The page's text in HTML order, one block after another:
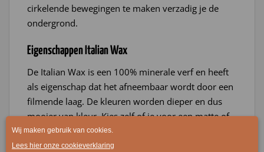
cirkelende bewegingen te maken verzadig je de
ondergrond.
Eigenschappen Italian Wax
De Italian Wax is een 100% minerale verf en heeft
als eigenschap dat het afneembaar wordt door een
filmende laag. De kleuren worden dieper en dus
mooier van kleur. Kies zelf of je voor een matte of
hoogglans uitstraling gaat.